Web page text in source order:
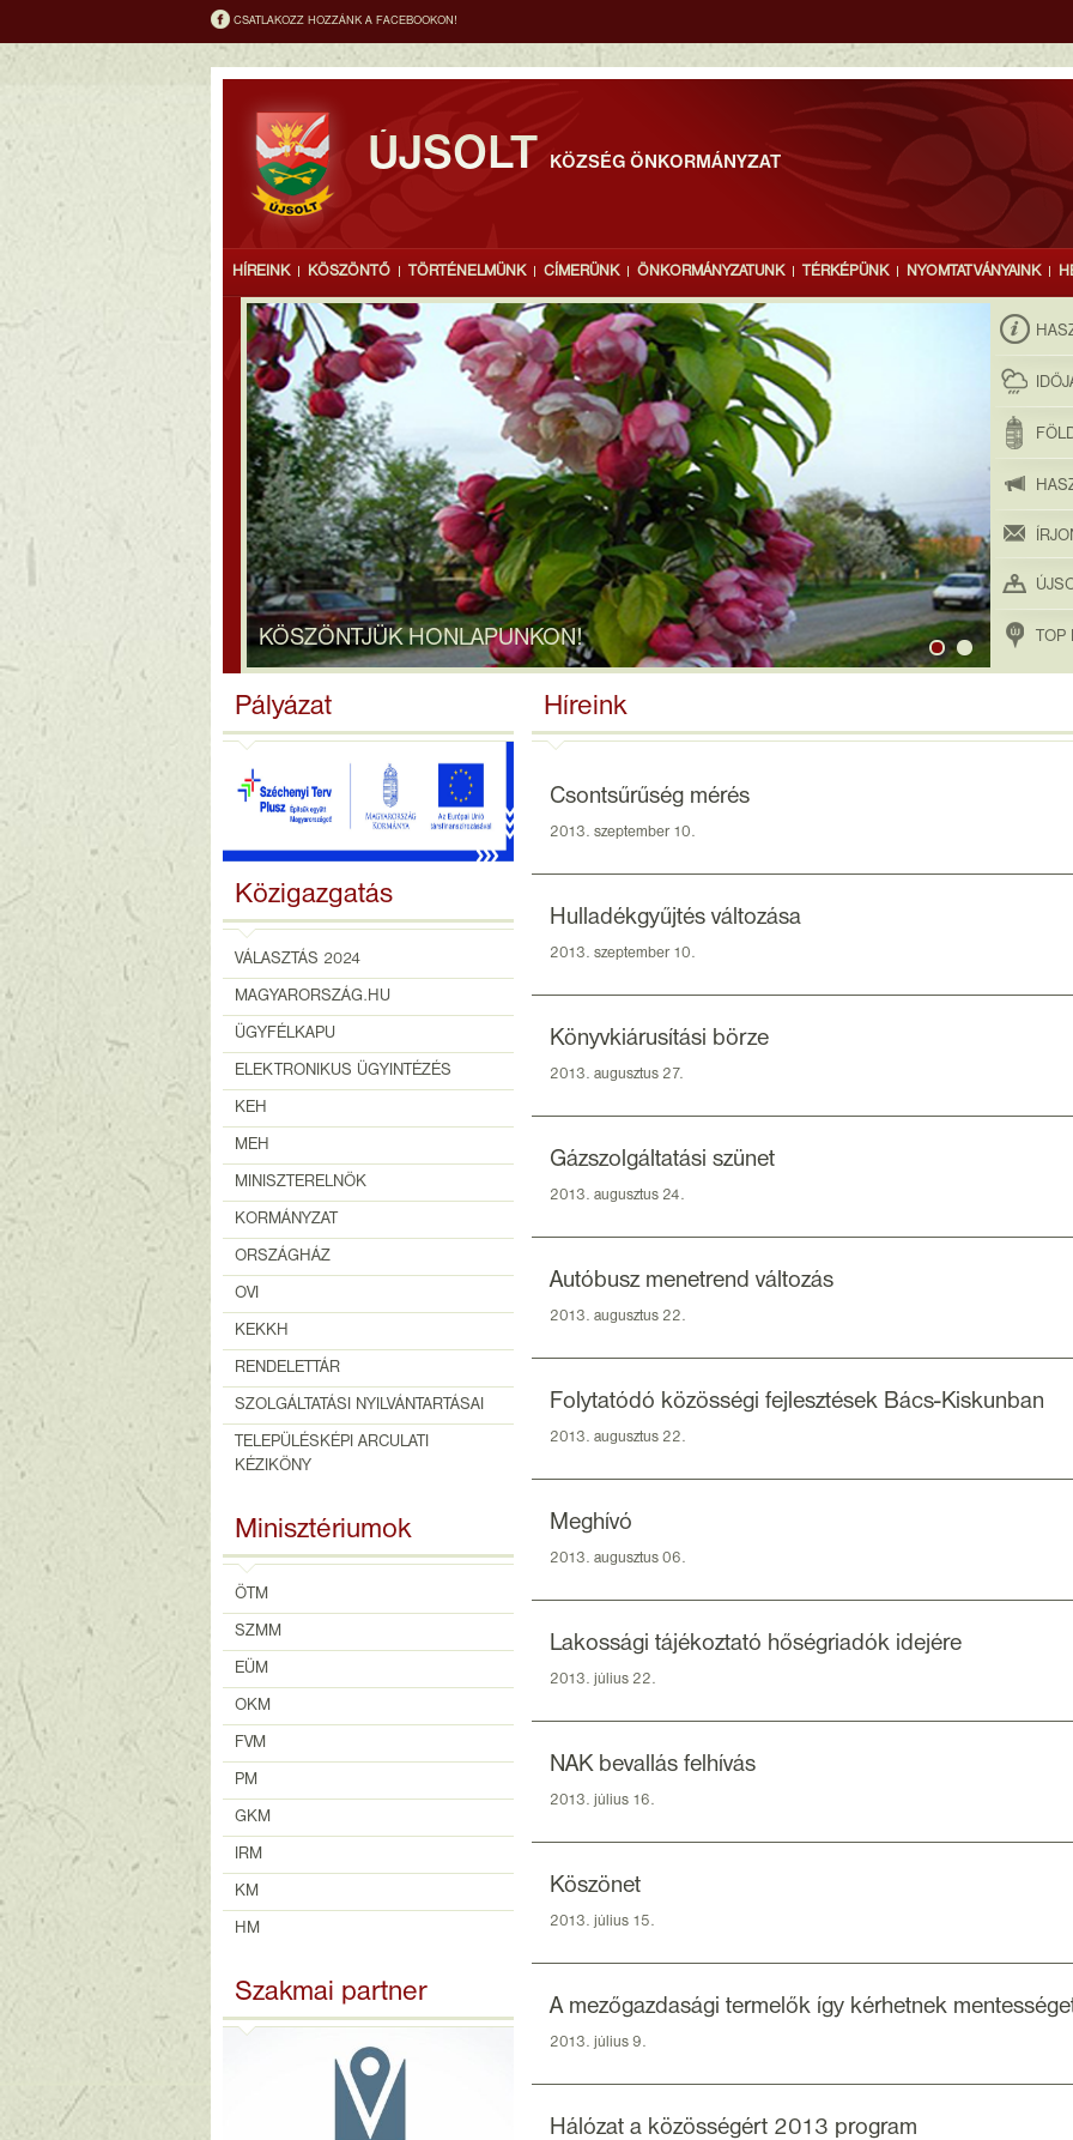
CSATLAKOZZ HOZZÁNK A FACEBOOKON!
ÚJSOLT KÖZSÉG ÖNKORMÁNYZAT
HÍREINK KÖSZÖNTŐ TÖRTÉNELMÜNK CÍMERÜNK ÖNKORMÁNYZATUNK TÉRKÉPÜNK NYOMTATVÁNYAINK
TOP
KÖSZÖNTJÜK HONLAPUNKON!
Pályázat
Közigazgatás
VÁLASZTÁS 2024
MAGYARORSZÁG.HU
ÜGYFÉLKAPU
ELEKTRONIKUS ÜGYINTÉZÉS
KEH
MEH
MINISZTERELNÖK
KORMÁNYZAT
ORSZÁGHÁZ
OVI
KEKKH
RENDELETTÁR
SZOLGÁLTATÁSI NYILVÁNTARTÁSAI
TELEPÜLÉSKÉPI ARCULATI
KÉZIKÖNY
Minisztériumok
ÖTM
SZMM
EÜM
OKM
FVM
PM
GKM
IRM
KM
HM
Szakmai partner
Híreink
Csontsűrűség mérés
2013. szeptember 10.
Hulladékgyűjtés változása
2013. szeptember 10.
Könyvkiárusítási börze
2013. augusztus 27.
Gázszolgáltatási szünet
2013. augusztus 24.
Autóbusz menetrend változás
2013. augusztus 22.
Folytatódó közösségi fejlesztések Bács-Kiskunban
2013. augusztus 22.
Meghívó
2013. augusztus 06.
Lakossági tájékoztató hőségriadók idejére
2013. július 22.
NAK bevallás felhívás
2013. július 16.
Köszönet
2013. július 15.
A mezőgazdasági termelők így kérhetnek
2013. július 9.
Hálózat a közösségért 2013 program